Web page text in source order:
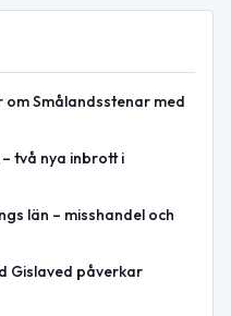
Smålandsstenar med
två nya inbrott i
län – misshandel och
Gislaved påverkar